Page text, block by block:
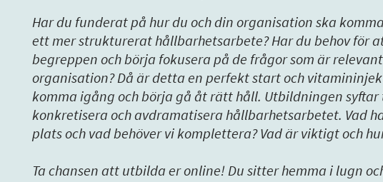
Har du funderat på hur du och din organisation ska
ett mer strukturerat hållbarhetsarbete? Har du behov för
begreppen och börja fokusera på de frågor som är
organisation? Då är detta en perfekt start och
komma igång och börja gå åt rätt håll. Utbildningen
konkretisera och avdramatisera hållbarhetsarbetet. Vad
plats och vad behöver vi komplettera? Vad är viktigt och
Ta chansen att utbilda er online! Du sitter hemma i lugn